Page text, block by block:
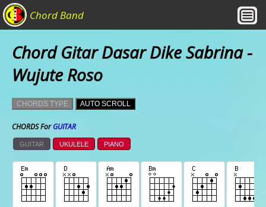
Chord Band
Chord Gitar Dasar Dike Sabrina -
Wujute Roso
CHORDS TYPE AUTO SCROLL
CHORDS ForGUITAR
GUITAR UKULELE PIANO